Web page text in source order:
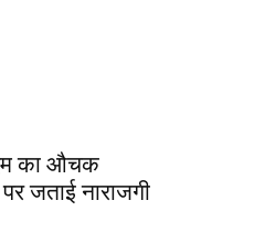
का औचक
जताई नाराजगी